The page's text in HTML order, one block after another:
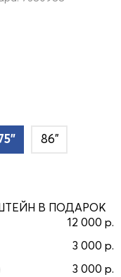
86"
В ПОДАРОК
12 000 р.
3 000 р.
3 000 р.